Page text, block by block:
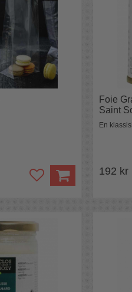
Foie
Saint
En
192 kr